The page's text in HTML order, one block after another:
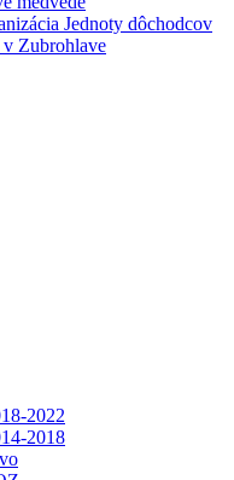
Jednoty dôchodcov
v Zubrohlave
2022
2018